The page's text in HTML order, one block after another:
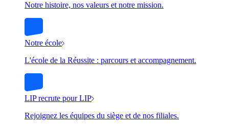
Notre histoire, nos valeurs et notre mission.
Notre école
L'école de la Réussite : parcours et accompagnement.
LIP recrute pour LIP
Rejoignez les équipes du siège et de nos filiales.